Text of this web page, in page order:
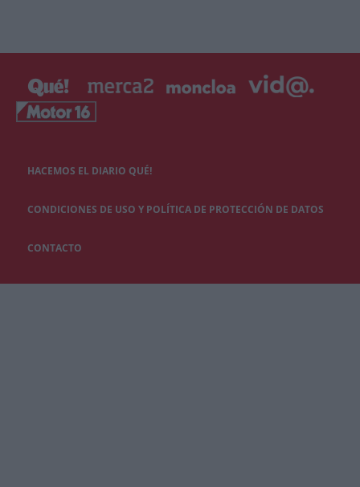
HACEMOS EL DIARIO QUÉ!
CONDICIONES DE USO Y POLÍTICA DE PROTECCIÓN DE DATOS
CONTACTO